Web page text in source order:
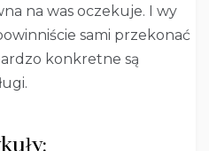
na was oczekuje. I wy
sami przekonać
konkretne są